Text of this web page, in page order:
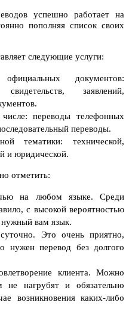
успешно работает на
пополняя список своих
следующие услуги:
документов:
заявлений,
переводы телефонных
переводы.
тематики: технической,
и юридической.
отметить:
на любом языке. Среди
с высокой вероятностью
вам язык.
Это очень приятно,
нужен перевод без долгого
клиента. Можно
нагрубят и обязательно
возникновения каких-либо